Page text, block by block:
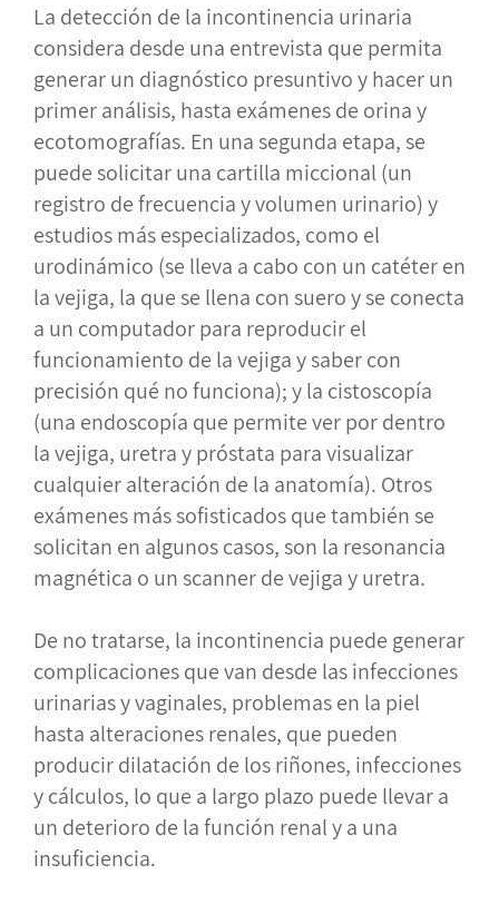
La detección de la incontinencia urinaria
considera desde una entrevista que permita
generar un diagnóstico presuntivo y hacer un
primer análisis, hasta exámenes de orina y
ecotomografías. En una segunda etapa, se
puede solicitar una cartilla miccional (un
registro de frecuencia y volumen urinario) y
estudios más especializados, como el
urodinámico (se lleva a cabo con un catéter en
la vejiga, la que se llena con suero y se conecta
a un computador para reproducir el
funcionamiento de la vejiga y saber con
precisión qué no funciona); y la cistoscopía
(una endoscopía que permite ver por dentro
la vejiga, uretra y próstata para visualizar
cualquier alteración de la anatomía). Otros
exámenes más sofisticados que también se
solicitan en algunos casos, son la resonancia
magnética o un scanner de vejiga y uretra.
De no tratarse, la incontinencia puede generar
complicaciones que van desde las infecciones
urinarias y vaginales, problemas en la piel
hasta alteraciones renales, que pueden
producir dilatación de los riñones, infecciones
y cálculos, lo que a largo plazo puede llevar a
un deterioro de la función renal y a una
insuficiencia.